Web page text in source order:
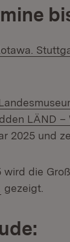
LÄND
2025 und
die
(Öffnet in
gezeigt.